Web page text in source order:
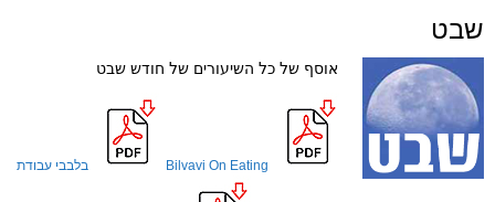
שבט
אוסף של כל השיעורים של חודש שבט
Bilvavi On Eating בלבבי עבודת